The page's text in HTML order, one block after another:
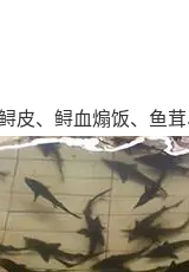
皮、鲟血煽饭、鱼茸